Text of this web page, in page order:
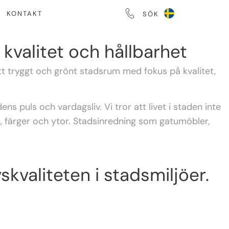
KONTAKT SÖK
och hållbarhet
tryggt och grönt stadsrum med fokus på kvalitet,
puls och vardagsliv. Vi tror att livet i staden inte
och ytor. Stadsinredning som gatumöbler,
i stadsmiljöer.